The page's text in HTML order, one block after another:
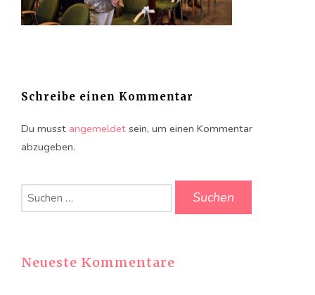
Schreibe einen Kommentar
Du musst angemeldet sein, um einen Kommentar
abzugeben.
Suchen
nach:
Neueste Kommentare